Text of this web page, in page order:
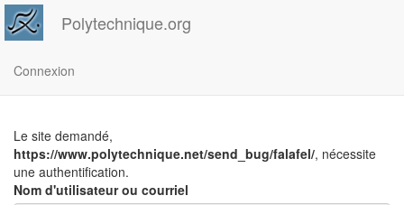
Polytechnique.org
Connexion
Le site demandé,
https://www.polytechnique.net/send_bug/falafel/, nécessite
une authentification.
Nom d'utilisateur ou courriel